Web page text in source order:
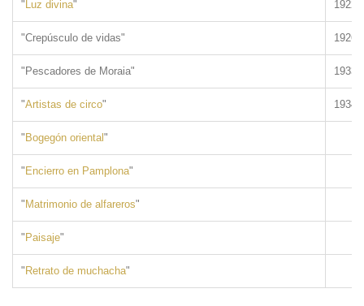
"Luz divina" 1922
"Crepúsculo de vidas" 1926
"Pescadores de Moraia" 1933
"Artistas de circo" 1934
"Bogegón oriental"
"Encierro en Pamplona"
"Matrimonio de alfareros"
"Paisaje"
"Retrato de muchacha"